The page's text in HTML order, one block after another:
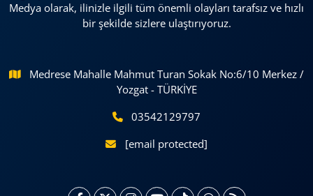
Medya olarak, ilinizle ilgili tüm önemli olayları tarafsız ve hızlı
bir şekilde sizlere ulaştırıyoruz.
Medrese Mahalle Mahmut Turan Sokak No:6/10 Merkez /
Yozgat - TÜRKİYE
03542129797
[email protected]